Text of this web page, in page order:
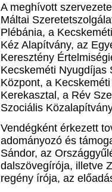
A meghívott
Máltai
Plébánia, a
Kéz Alapítvány, az
Keresztény
Kecskeméti Nyugdíjas
Központ, a
Kerekasztal, a Rév
Szociális
Vendégként érkezett
adományozó és
Sándor, az
dalszövegírója, illetve
regény írója, az